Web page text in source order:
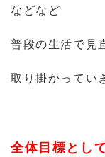
などなど
普段の生活で見
取り掛かってい
全体目標とし